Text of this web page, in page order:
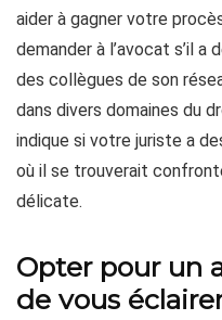
aider à gagner votre
demander à l’avocat s’il
des collègues de son
dans divers domaines du
indique si votre juriste a
où il se trouverait
délicate.
Opter pour un
de vous